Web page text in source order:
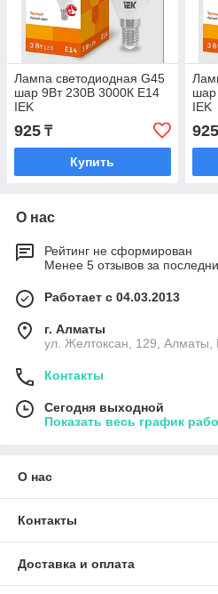
Лампа светодиодная G45
шар 9Вт 230В 3000К E14
IEK
925 ₸
Купить
шар
IEK
925
О нас
Рейтинг не сформирован
Менее 5 отзывов за
Работает с 04.03.2013
г. Алматы
ул. Желтоксан, 129, Алматы,
Контакты
Сегодня выходной
Показать весь график
О нас
Контакты
Доставка и оплата